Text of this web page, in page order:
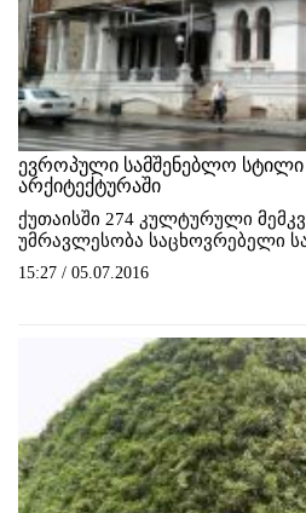
ევროპული სამშენებლო სტილი
არქიტექტურაში
ქუთაისში 274 კულტურული
უმრავლესობა საცხოვრებელი
15:27 / 05.07.2016